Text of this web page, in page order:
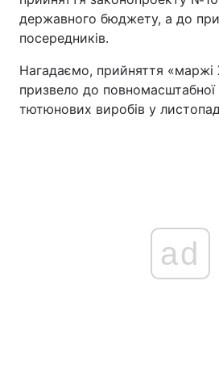
державного бюджету, а до
посередників.
Нагадаємо, прийняття «маржі
призвело до
тютюнових виробів у
ad